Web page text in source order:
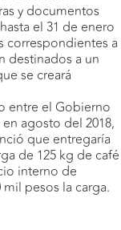
y documentos
el 31 de enero
correspondientes a
destinados a un
se creará
entre el Gobierno
agosto del 2018,
que entregaría
de 125 kg de café
interno de
pesos la carga.